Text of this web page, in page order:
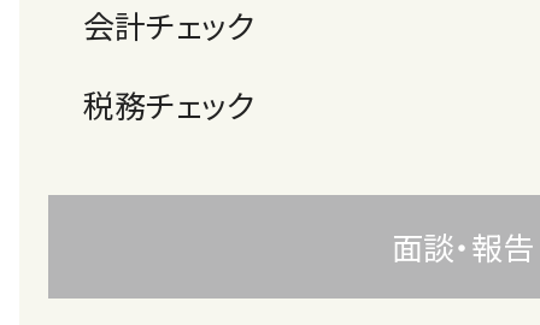
会計チェック
税務チェック
面談・報告